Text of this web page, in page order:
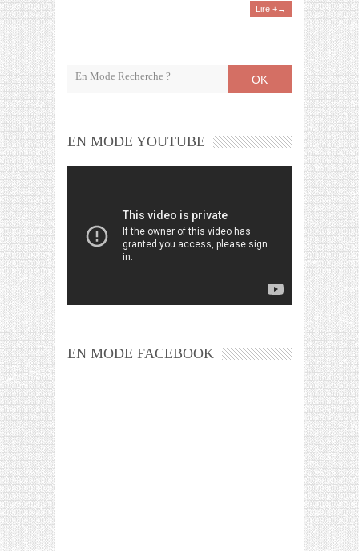
Lire +→
OK
EN MODE YOUTUBE
EN MODE FACEBOOK